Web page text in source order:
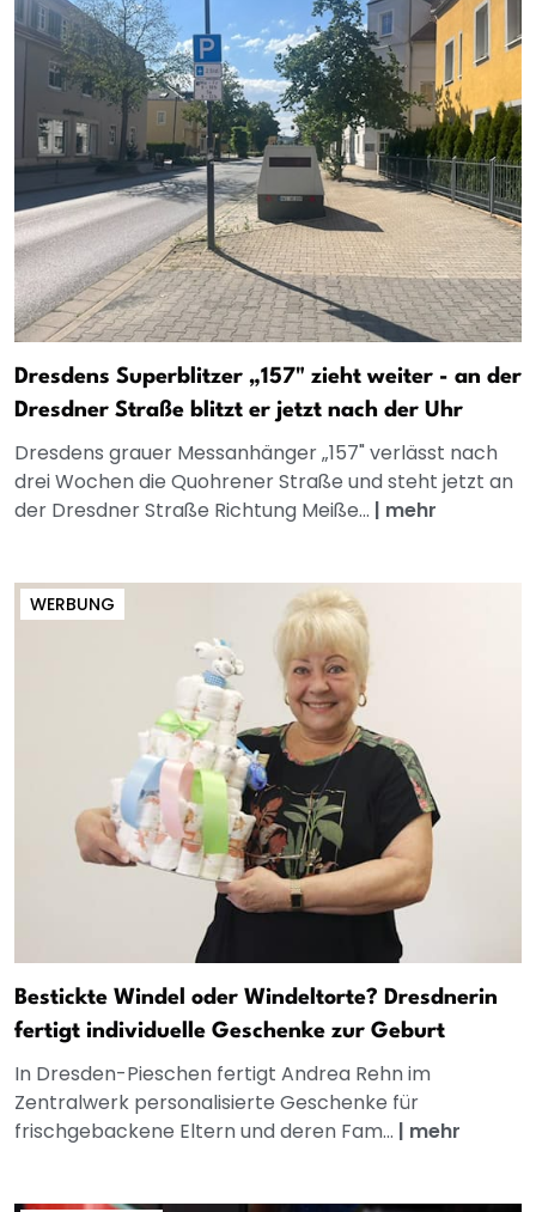
Dresdens Superblitzer „157" zieht weiter - an der
Dresdner Straße blitzt er jetzt nach der Uhr
Dresdens grauer Messanhänger „157" verlässt nach
drei Wochen die Quohrener Straße und steht jetzt an
der Dresdner Straße Richtung Meiße... | mehr
WERBUNG
Bestickte Windel oder Windeltorte? Dresdnerin
fertigt individuelle Geschenke zur Geburt
In Dresden-Pieschen fertigt Andrea Rehn im
Zentralwerk personalisierte Geschenke für
frischgebackene Eltern und deren Fam... | mehr